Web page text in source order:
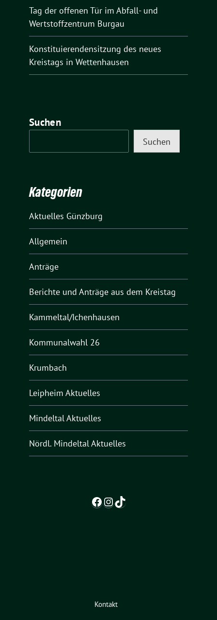
Tag der offenen Tür im Abfall- und
Wertstoffzentrum Burgau
Konstituierendensitzung des neues
Kreistags in Wettenhausen
Suchen
Suchen
Kategorien
Aktuelles Günzburg
Allgemein
Anträge
Berichte und Anträge aus dem Kreistag
Kammeltal/Ichenhausen
Kommunalwahl 26
Krumbach
Leipheim Aktuelles
Mindeltal Aktuelles
Nördl. Mindeltal Aktuelles
Facebook
Instagram
TikTok
Kontakt